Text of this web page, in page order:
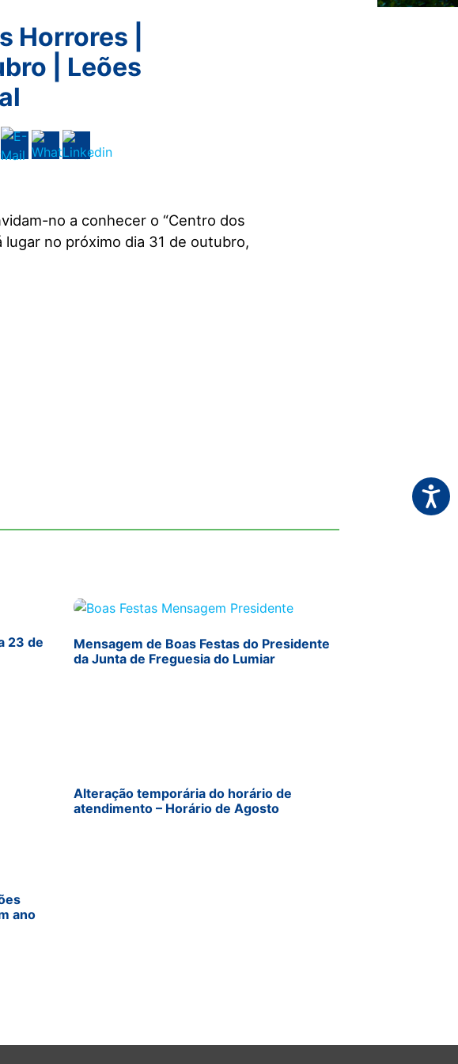
Horrores |
| Leões
no a conhecer o “Centro dos
lugar no próximo dia 31 de outubro,
23 de
Mensagem de Boas Festas do Presidente
da Junta de Freguesia do Lumiar
Alteração temporária do horário de
atendimento – Horário de Agosto
ano